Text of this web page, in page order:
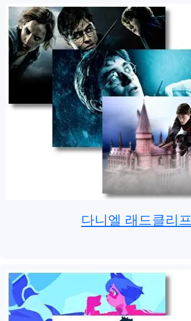
다니엘 래드클리프